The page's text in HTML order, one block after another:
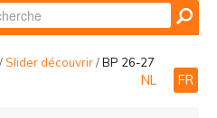
par
/Slider découvrir/BP 26-27
NL FR